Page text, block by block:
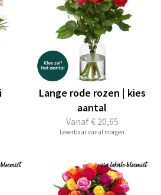
Vanaf€ 20,65
Lange rode rozen | kies
aantal
Leverbaar vanaf morgen